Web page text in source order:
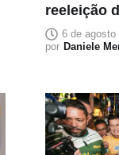
reeleição
Senado
6 de agosto
por Daniele